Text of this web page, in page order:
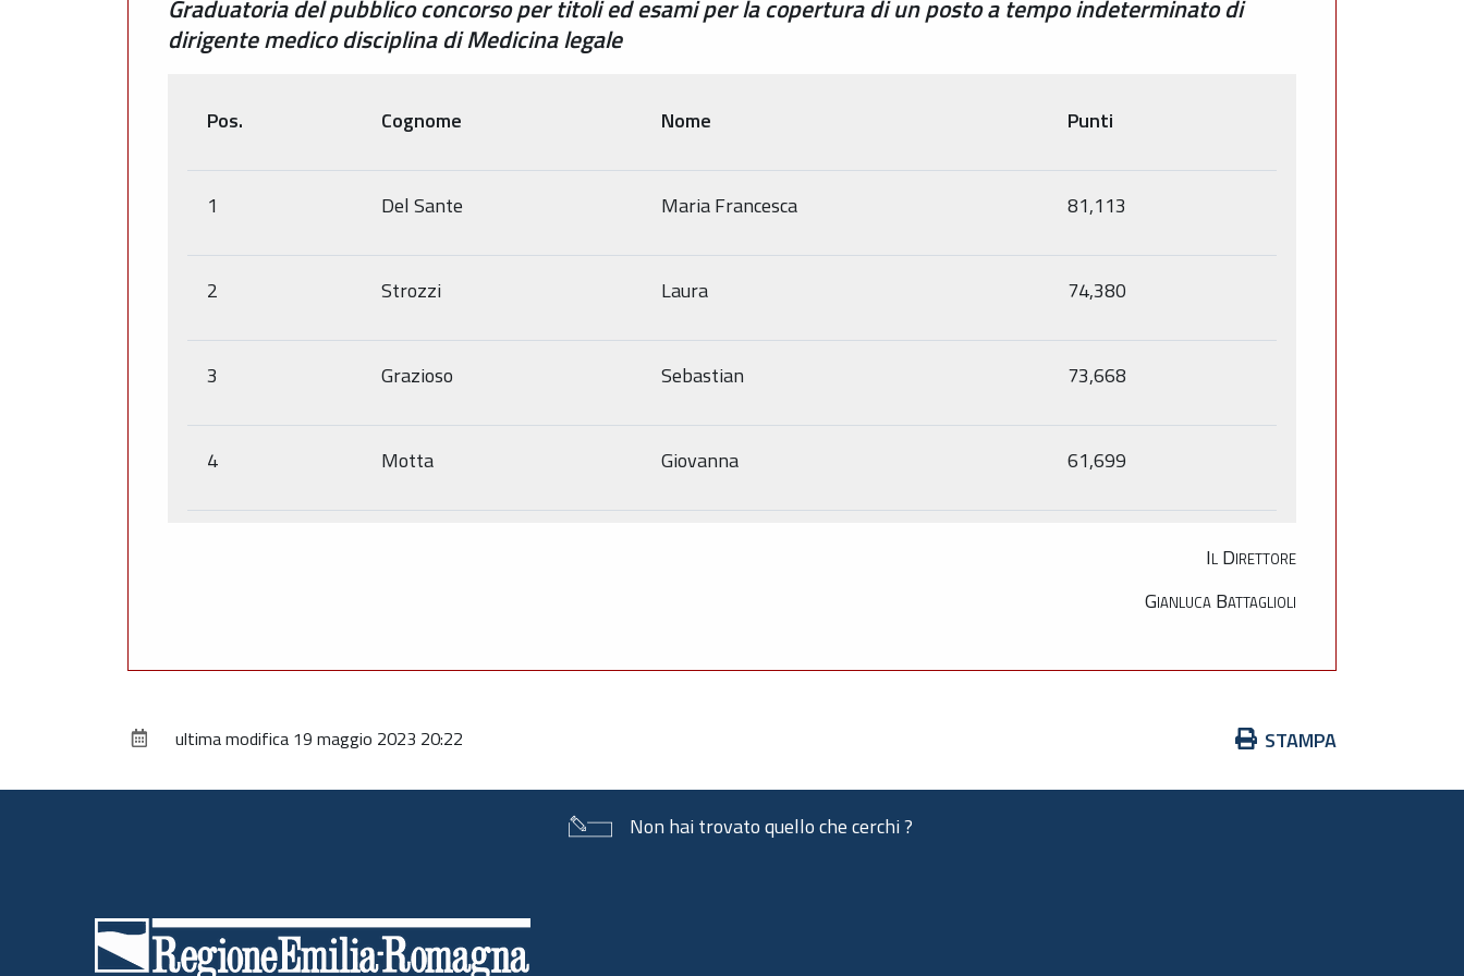
Graduatoria del pubblico concorso per titoli ed esami per la copertura di un posto a tempo indeterminato di
dirigente medico disciplina di Medicina legale
Pos. Cognome Nome Punti
1 Del Sante Maria Francesca 81,113
2 Strozzi Laura 74,380
3 Grazioso Sebastian 73,668
4 Motta Giovanna 61,699
Il Direttore
Gianluca Battaglioli
Azioni
documento
STAMPA
ultima modifica 19 maggio 2023 20:22
Non hai trovato quello che cerchi ?